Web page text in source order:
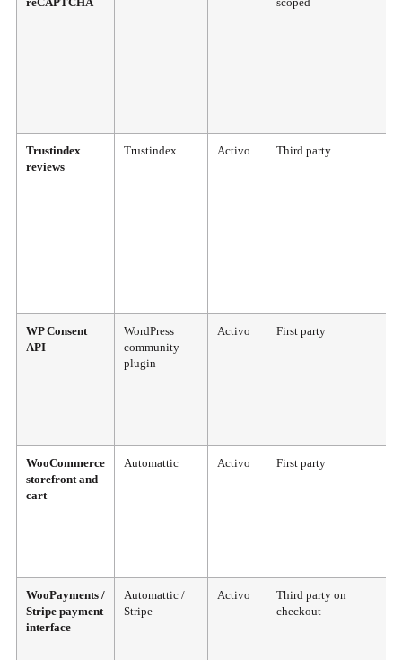
Trustindex
reviews
Trustindex Activo Third party
WP Consent
API
WordPress
community
plugin
Activo First party
WooCommerce
storefront and
cart
Automattic Activo First party
WooPayments /
Stripe payment
interface
Automattic /
Stripe
Activo
Third party on
checkout